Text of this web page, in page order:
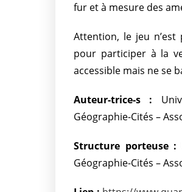
fur et à mesure des
Attention, le jeu
pour participer à la
accessible mais ne se
Auteur-trice-s :
Géographie-Cités –
Structure porteuse :
Géographie-Cités –